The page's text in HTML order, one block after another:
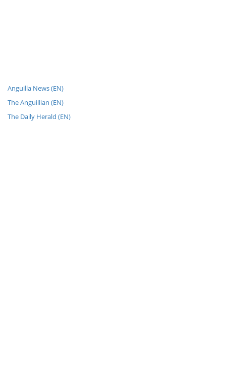
Anguilla News (EN)
The Anguillian (EN)
The Daily Herald (EN)